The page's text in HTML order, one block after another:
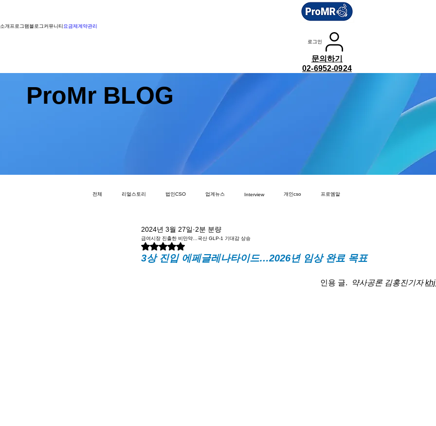
소개프로그램블로그커뮤니티요금제계약관리
로그인
문의하기
02-6952-0924
ProMr BLOG
전체 리얼스토리 법인CSO 업계뉴스 Interview 개인cso 프로엠알
급여시장 진출한 비만약…국산 GLP-1 기대감 상승
2024년 3월 27일 2분 분량
별점 5점 중 NaN점을 주었습니다.
3상 진입 에페글레나타이드…2026년 임상 완료 목표
인용 글. 약사공론 김홍진기자